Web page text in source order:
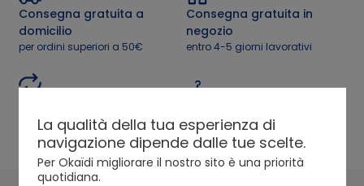
Ne approfitto >
In evidenza
Ne approfitto > Saldi > tutti gli abiti
In evidenza
Ne approfitto > Saldi > tutte le t-
In evidenza
Saldi > tutte le t-shirt Saldi > gli abiti
In evidenza
Ne approfitto > Saldi > tutte le t-
Consegna gratuita a
domicilio
per ordini superiori a 50€
Consegna gratuita in
negozio
entro 4-5 giorni lavorativi
60 giorni di tempo per
richiedere il rimborso
prenota online e ritira in negozio
dopo 2 ore
La qualità della tua esperienza di
navigazione dipende dalle tue scelte.
Per Okaïdi migliorare il nostro sito è una priorità
quotidiana.